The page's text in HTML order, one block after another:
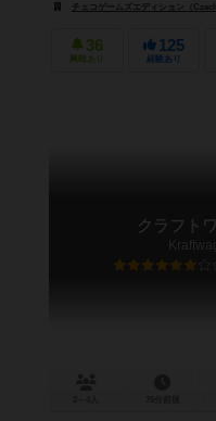
チェコゲームズエディション（
36
興味あり
125
経験あり
クラフト